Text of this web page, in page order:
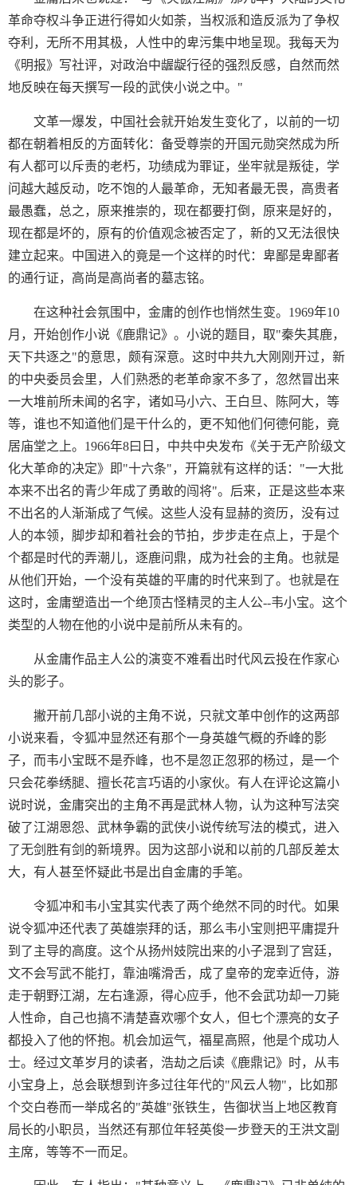
革命夺权斗争正进行得如火如荼，当权派和造反派为了争权
夺利，无所不用其极，人性中的卑污集中地呈现。我每天为
《明报》写社评，对政治中龌龊行径的强烈反感，自然而然
地反映在每天撰写一段的武侠小说之中。"
文革一爆发，中国社会就开始发生变化了，以前的一切
都在朝着相反的方面转化：备受尊崇的开国元勋突然成为所
有人都可以斥责的老朽，功绩成为罪证，坐牢就是叛徒，学
问越大越反动，吃不饱的人最革命，无知者最无畏，高贵者
最愚蠢，总之，原来推崇的，现在都要打倒，原来是好的，
现在都是坏的，原有的价值观念被否定了，新的又无法很快
建立起来。中国进入的竟是一个这样的时代：卑鄙是卑鄙者
的通行证，高尚是高尚者的墓志铭。
在这种社会氛围中，金庸的创作也悄然生变。1969年10
月，开始创作小说《鹿鼎记》。小说的题目，取"秦失其鹿，
天下共逐之"的意思，颇有深意。这时中共九大刚刚开过，新
的中央委员会里，人们熟悉的老革命家不多了，忽然冒出来
一大堆前所未闻的名字，诸如马小六、王白旦、陈阿大，等
等，谁也不知道他们是干什么的，更不知他们何德何能，竟
居庙堂之上。1966年8曰日，中共中央发布《关于无产阶级文
化大革命的决定》即"十六条"，开篇就有这样的话："一大批
本来不出名的青少年成了勇敢的闯将"。后来，正是这些本来
不出名的人渐渐成了气候。这些人没有显赫的资历，没有过
人的本领，脚步却和着社会的节拍，步步走在点上，于是个
个都是时代的弄潮儿，逐鹿问鼎，成为社会的主角。也就是
从他们开始，一个没有英雄的平庸的时代来到了。也就是在
这时，金庸塑造出一个绝顶古怪精灵的主人公--韦小宝。这个
类型的人物在他的小说中是前所从未有的。
从金庸作品主人公的演变不难看出时代风云投在作家心
头的影子。
撇开前几部小说的主角不说，只就文革中创作的这两部
小说来看，令狐冲显然还有那个一身英雄气概的乔峰的影
子，而韦小宝既不是乔峰，也不是忽正忽邪的杨过，是一个
只会花拳绣腿、擅长花言巧语的小家伙。有人在评论这篇小
说时说，金庸突出的主角不再是武林人物，认为这种写法突
破了江湖恩怨、武林争霸的武侠小说传统写法的模式，进入
了无剑胜有剑的新境界。因为这部小说和以前的几部反差太
大，有人甚至怀疑此书是出自金庸的手笔。
令狐冲和韦小宝其实代表了两个绝然不同的时代。如果
说令狐冲还代表了英雄崇拜的话，那么韦小宝则把平庸提升
到了主导的高度。这个从扬州妓院出来的小子混到了宫廷，
文不会写武不能打，靠油嘴滑舌，成了皇帝的宠幸近侍，游
走于朝野江湖，左右逢源，得心应手，他不会武功却一刀毙
人性命，自己也搞不清楚喜欢哪个女人，但七个漂亮的女子
都投入了他的怀抱。机会加运气，福星高照，他是个成功人
士。经过文革岁月的读者，浩劫之后读《鹿鼎记》时，从韦
小宝身上，总会联想到许多过往年代的"风云人物"，比如那
个交白卷而一举成名的"英雄"张铁生，告御状当上地区教育
局长的小职员，当然还有那位年轻英俊一步登天的王洪文副
主席，等等不一而足。